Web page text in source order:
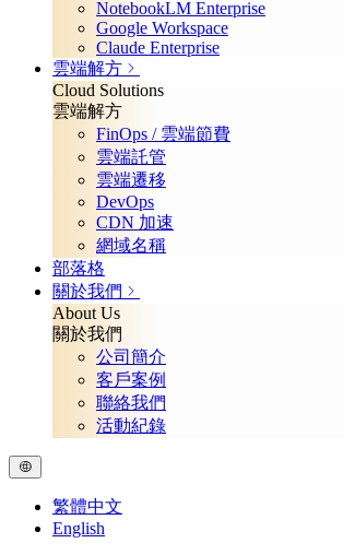
NotebookLM Enterprise
Google Workspace
Claude Enterprise
雲端解方
Cloud Solutions
雲端解方
FinOps / 雲端節費
雲端託管
雲端遷移
DevOps
CDN 加速
網域名稱
部落格
關於我們
About Us
關於我們
公司簡介
客戶案例
聯絡我們
活動紀錄
繁體中文
English